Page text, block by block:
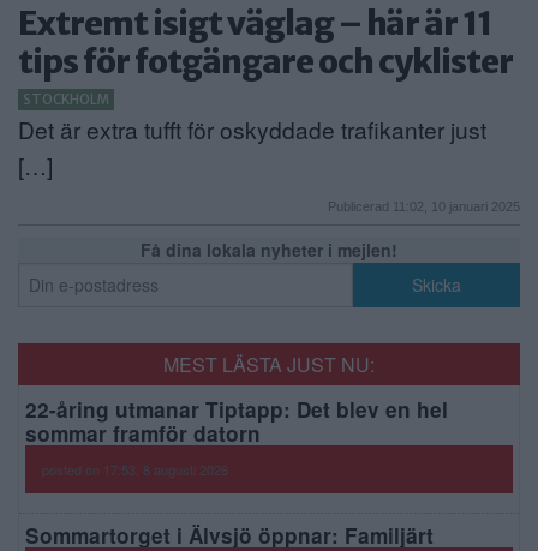
Extremt isigt väglag – här är 11
tips för fotgängare och cyklister
STOCKHOLM
Det är extra tufft för oskyddade trafikanter just
[…]
Publicerad 11:02, 10 januari 2025
Få dina lokala nyheter i mejlen!
MEST LÄSTA JUST NU:
22-åring utmanar Tiptapp: Det blev en hel
sommar framför datorn
posted on 17:53, 8 augusti 2026
Sommartorget i Älvsjö öppnar: Familjärt